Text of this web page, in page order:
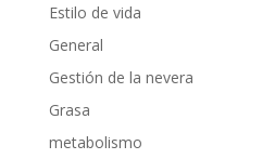
Estilo de vida
General
Gestión de la nevera
Grasa
metabolismo